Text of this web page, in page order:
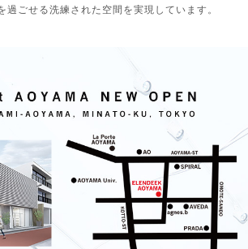
過ごせる洗練された空間を実現しています。